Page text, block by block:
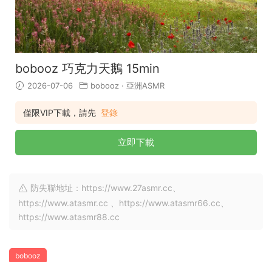
bobooz 巧克力天鵝 15min
2026-07-06 bobooz · 亞洲ASMR
僅限VIP下載，請先 登錄
立即下載
防失聯地址：https://www.27asmr.cc、
https://www.atasmr.cc 、https://www.atasmr66.cc、
https://www.atasmr88.cc
bobooz